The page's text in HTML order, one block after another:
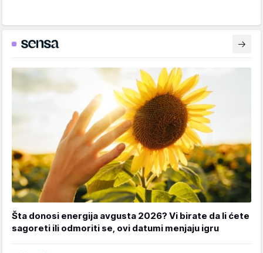
Šta donosi energija avgusta 2026? Vi birate da li ćete
sagoreti ili odmoriti se, ovi datumi menjaju igru